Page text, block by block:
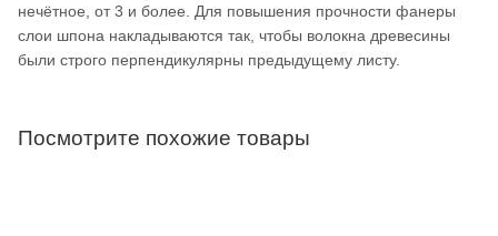
нечётное, от 3 и более. Для повышения прочности фанеры
слои шпона накладываются так, чтобы волокна древесины
были строго перпендикулярны предыдущему листу.
Посмотрите похожие товары